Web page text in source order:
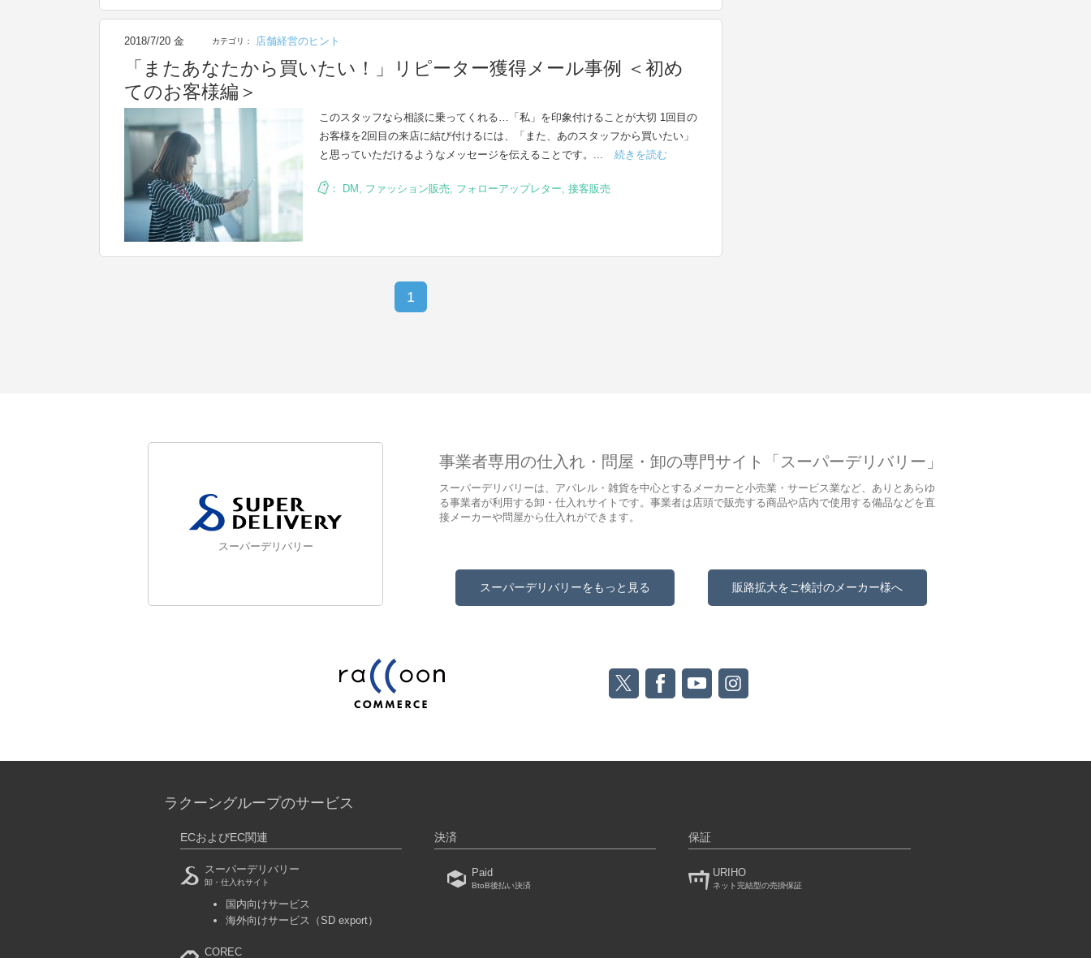
2018/7/20 金 カテゴリ： 店舗経営のヒント
「またあなたから買いたい！」リピーター獲得メール事例 ＜初め
てのお客様編＞
このスタッフなら相談に乗ってくれる…「私」を印象付けることが大切 1回目の
お客様を2回目の来店に結び付けるには、「また、あのスタッフから買いたい」
と思っていただけるようなメッセージを伝えることです。...
続きを読む
： DM ファッション販売 フォローアップレター 接客販売
1
スーパーデリバリー
事業者専用の仕入れ・問屋・卸の専門サイト「スーパーデリバリー」
スーパーデリバリーは、アパレル・雑貨を中心とするメーカーと小売業・サービス業など、ありとあらゆ
る事業者が利用する卸・仕入れサイトです。事業者は店頭で販売する商品や店内で使用する備品などを直
接メーカーや問屋から仕入れができます。
スーパーデリバリーをもっと見る 販路拡大をご検討のメーカー様へ
ラクーングループのサービス
ECおよびEC関連
スーパーデリバリー
卸・仕入れサイト
国内向けサービス
海外向けサービス
（SD export）
COREC
決済
Paid
BtoB後払い決済
保証
URIHO
ネット完結型の売掛保証